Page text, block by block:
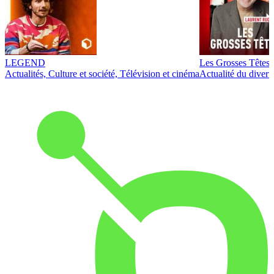
LEGEND
Actualités, Culture et société, Télévision et cinéma
Les Grosses Têtes
Actualité du